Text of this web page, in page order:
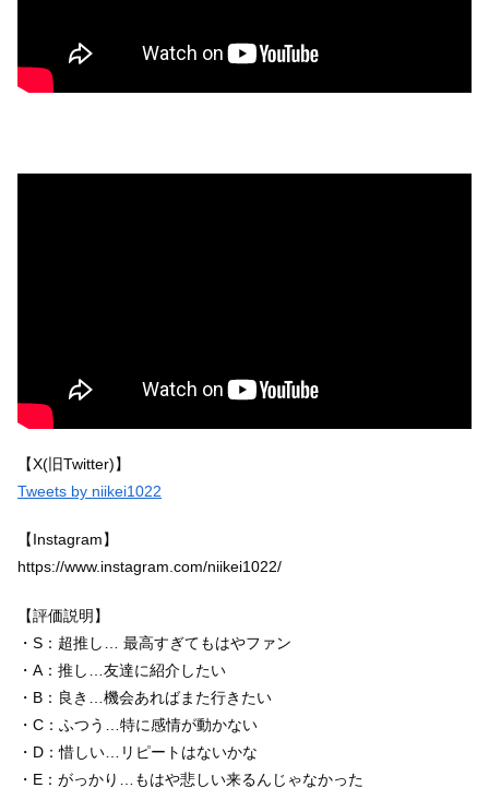
【X(旧Twitter)】
Tweets by niikei1022
【Instagram】
https://www.instagram.com/niikei1022/
【評価説明】
・S：超推し… 最高すぎてもはやファン
・A：推し…友達に紹介したい
・B：良き…機会あればまた行きたい
・C：ふつう…特に感情が動かない
・D：惜しい…リピートはないかな
・E：がっかり…もはや悲しい来るんじゃなかった